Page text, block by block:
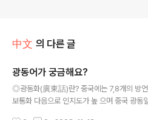
中文 의 다른 글
광동어가 궁금해요?
◎광동화(廣東話)란? 중국에는 7,8개의 방언
보통화 다음으로 인지도가 높 으며 중국 광동